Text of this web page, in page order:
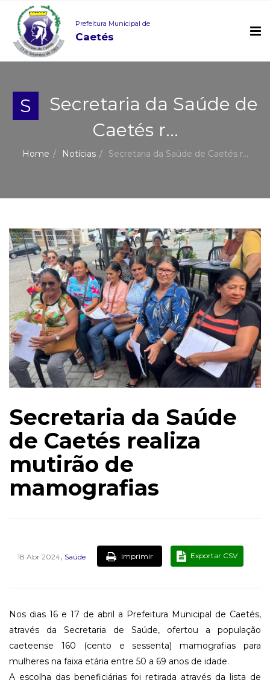
Prefeitura Municipal de
Caetés
S
Secretaria da Saúde de
Caetés r...
Home Notícias Secretaria da Saúde de Caetés r...
Secretaria da Saúde
de Caetés realiza
mutirão de
mamografias
18 Abr 2024, Saúde Imprimir Exportar CSV
Nos dias 16 e 17 de abril a Prefeitura Municipal de Caetés,
através da Secretaria de Saúde, ofertou a população
caeteense 160 (cento e sessenta) mamografias para
mulheres na faixa etária entre 50 a 69 anos de idade.
A escolha das beneficiárias foi retirada através da lista de